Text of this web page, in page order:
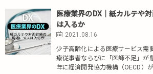
医療業界のDX｜紙カルテや
は入るか
2021.08.16
少子高齢化による医療サービス需
療従事者ならびに「医師不足」が
年に経済開発協力機構（OECD）